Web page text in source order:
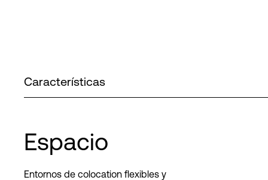
Características
Espacio
Entornos de colocation flexibles y